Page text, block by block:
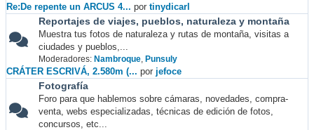
Re:De repente un ARCUS 4... por tinydicarl
Reportajes de viajes, pueblos, naturaleza y montaña
Muestra tus fotos de naturaleza y rutas de montaña, visitas a
ciudades y pueblos,...
Moderadores: Nambroque, Punsuly
CRÁTER ESCRIVÁ, 2.580m (... por jefoce
Fotografía
Foro para que hablemos sobre cámaras, novedades, compra-
venta, webs especializadas, técnicas de edición de fotos,
concursos, etc...